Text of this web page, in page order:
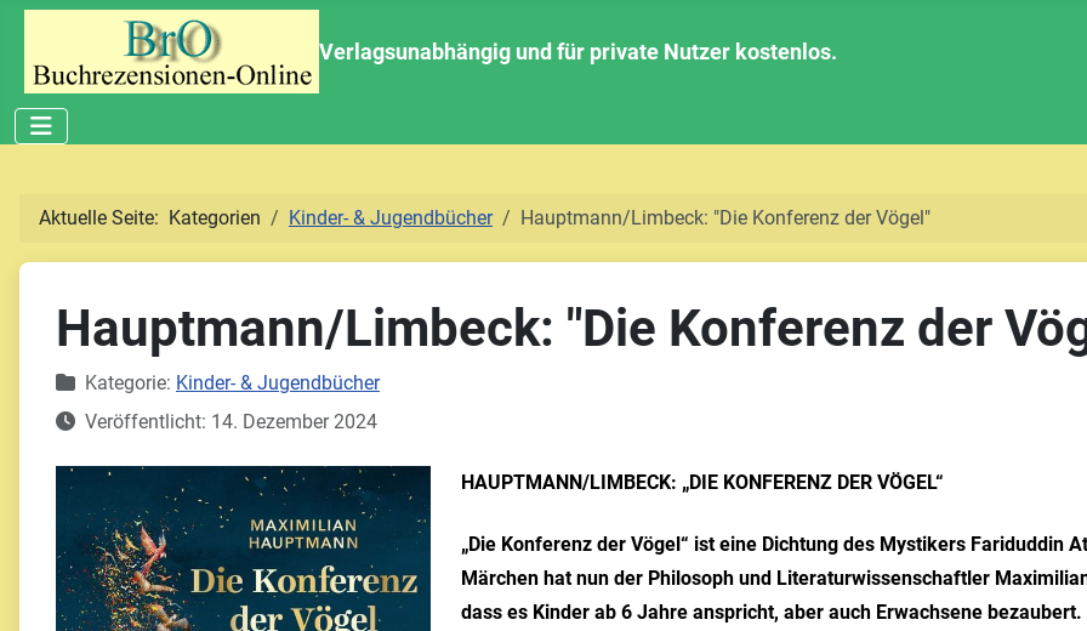
Verlagsunabhängig und für private Nutzer kostenlos.
Aktuelle Seite: Kategorien Kinder- & Jugendbücher Hauptmann/Limbeck: "Die Konferenz der Vögel"
Hauptmann/Limbeck: "Die Konferenz der
DetailsKategorie: Kinder- & Jugendbücher
Veröffentlicht: 14. Dezember 2024
HAUPTMANN/LIMBECK: „DIE KONFERENZ DER VÖGEL“
„Die Konferenz der Vögel“ ist eine Dichtung des Mystikers Fariduddin
Märchen hat nun der Philosoph und Literaturwissenschaftler
dass es Kinder ab 6 Jahre anspricht, aber auch Erwachsene bezaubert.